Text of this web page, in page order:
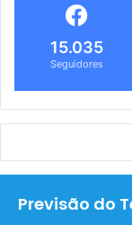
15.035
Seguidores
Previsão do